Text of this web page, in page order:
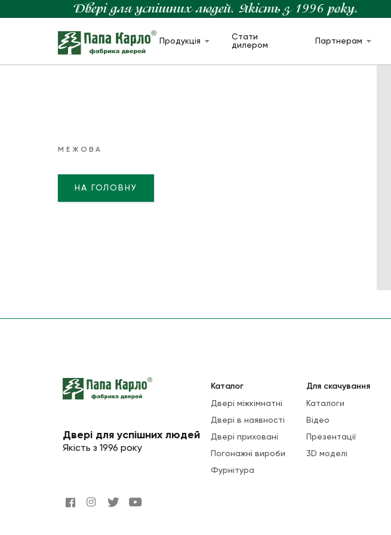
Продукція
Стати
дилером
Партнерам
МЕЖОВА
НА ГОЛОВНУ
Двері для успішних людей
Якість з 1996 року
Каталог
Двері міжкімнатні
Двері в наявності
Двері приховані
Погонажні вироби
Фурнітура
Для скачування
Каталоги
Відео
Презентації
3D моделі